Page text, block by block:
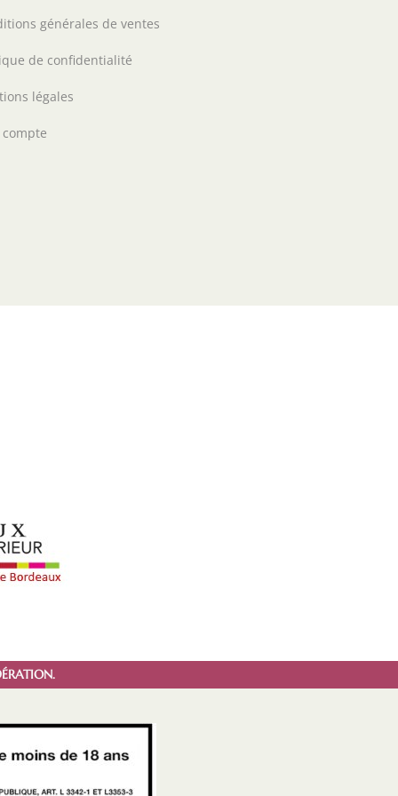
générales de ventes
de confidentialité
légales